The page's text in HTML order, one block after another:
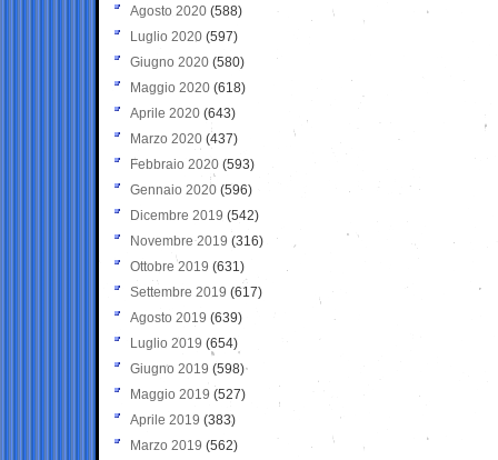
Agosto 2020 (588)
Luglio 2020 (597)
Giugno 2020 (580)
Maggio 2020 (618)
Aprile 2020 (643)
Marzo 2020 (437)
Febbraio 2020 (593)
Gennaio 2020 (596)
Dicembre 2019 (542)
Novembre 2019 (316)
Ottobre 2019 (631)
Settembre 2019 (617)
Agosto 2019 (639)
Luglio 2019 (654)
Giugno 2019 (598)
Maggio 2019 (527)
Aprile 2019 (383)
Marzo 2019 (562)